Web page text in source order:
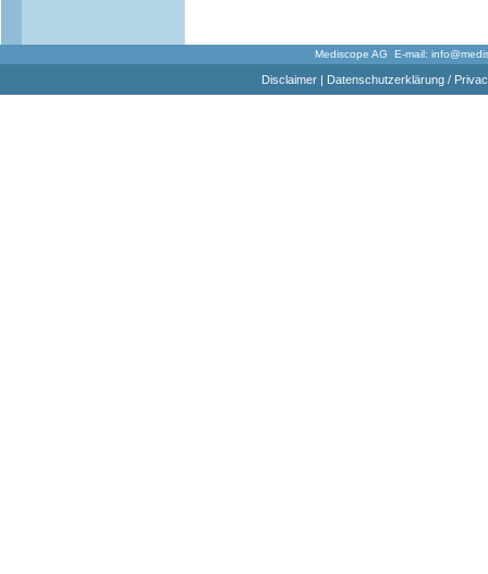
Mediscope AG E-mail:
Disclaimer| Datenschutzerklärung /